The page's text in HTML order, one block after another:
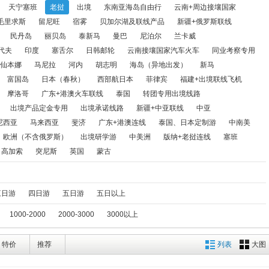
富国岛 日本（春秋） 西部航日本 菲律宾 福建+出境联线
转团专用出境线路 公民中心出境游线路 新加坡 出境产品定金
南极 印度尼西亚 马来西亚 斐济 广东+港澳连线
天宁塞班 老挝 出境 东南亚海岛自由行
云南+周边接壤国家
里求斯
留尼旺 宿雾 贝加尔湖及联线产品
新疆+俄罗斯联线
民丹岛
丽贝岛 泰新马 曼巴 尼泊尔
兰卡威
夫
印度 塞舌尔 日韩邮轮 云南接壤国家汽车火车
同业考察专用
仙本娜
马尼拉 河内 胡志明 海岛（异地出发）
新马
富国岛
日本（春秋） 西部航日本 菲律宾
福建+出境联线飞机
摩洛哥
广东+港澳火车联线 泰国
转团专用出境线路
出境产品定金专用
出境承诺线路 新疆+中亚联线
中亚
西亚
马来西亚 斐济 广东+港澳连线 泰国、日本定制游
中南美
欧洲（不含俄罗斯）
出境研学游 中美洲 版纳+老挝连线
塞班
高加索
突尼斯 英国 蒙古
游 四日游 五日游 五日以上
1000-2000 2000-3000 3000以上
列表 大图
特价 推荐